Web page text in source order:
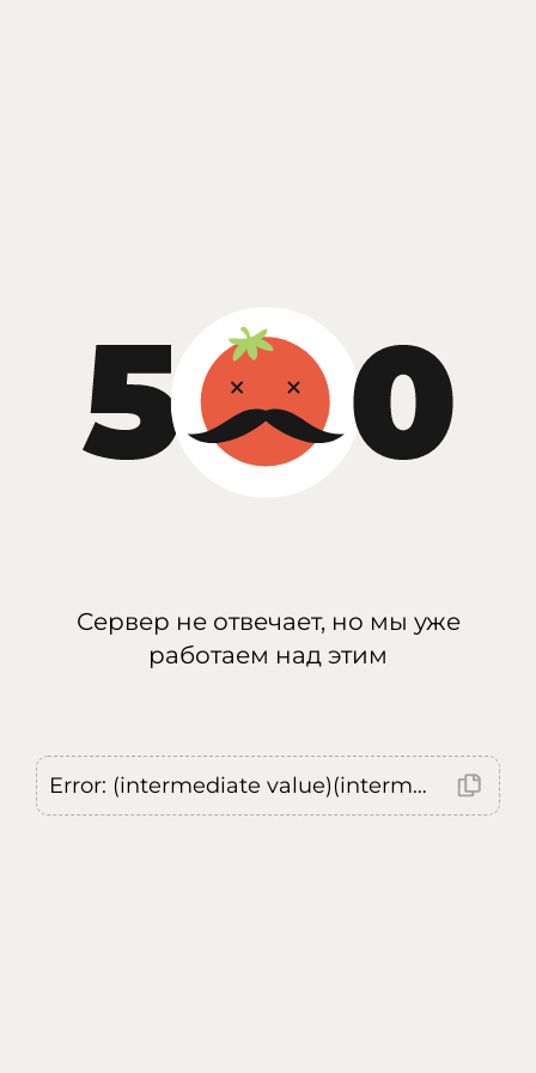
Сервер не отвечает, но мы уже
работаем над этим
Error: (intermediate value)(intermediate value)(intermediate value).replaceAll is not a function